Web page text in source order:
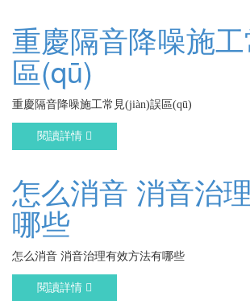
重慶隔音降噪施
區(qū)
重慶隔音降噪施工常見(jiàn)誤區(qū)
閱讀詳情
怎么消音 消音治
哪些
怎么消音 消音治理有效方法有哪些
閱讀詳情